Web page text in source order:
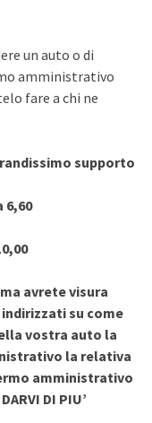
un auto o di
amministrativo
fare a chi ne
supporto
6,60
ma avrete visura
su come
vostra auto la
la relativa
amministrativo
DI PIU’